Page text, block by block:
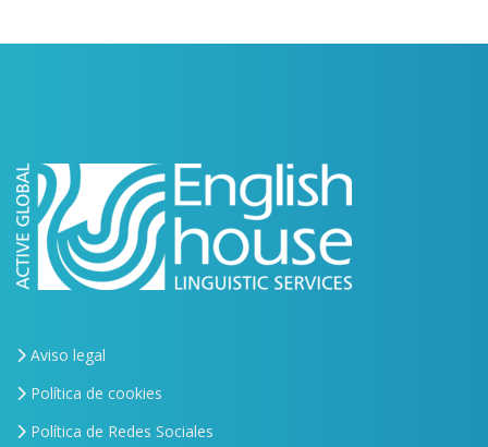
Aviso legal
Política de cookies
Política de Redes Sociales